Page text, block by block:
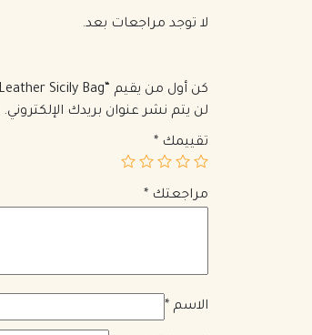
لا توجد مراجعات بعد.
كن أول من يقيم “Dauphine Leather Sicily Bag”
لن يتم نشر عنوان بريدك الإلكتروني.
تقييمك *
مراجعتك *
الاسم *